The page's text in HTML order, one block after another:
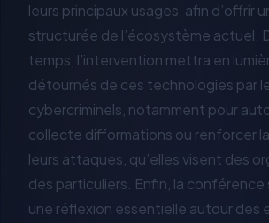
leurs principaux usages, afin d’offrir
structurée de l’écosystème actuel.
temps, l’intervention mettra en
détournés de ces technologies par
cybercriminels, notamment pour
collecte difformations ou renforcer
leurs attaques, qu’elles visent des
des particuliers. Enfin, la conférence
une réflexion essentielle autour des